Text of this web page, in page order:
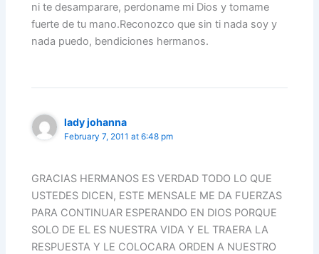
ni te desamparare, perdoname mi Dios y tomame
fuerte de tu mano.Reconozco que sin ti nada soy y
nada puedo, bendiciones hermanos.
lady johanna
February 7, 2011 at 6:48 pm
GRACIAS HERMANOS ES VERDAD TODO LO QUE
USTEDES DICEN, ESTE MENSALE ME DA FUERZAS
PARA CONTINUAR ESPERANDO EN DIOS PORQUE
SOLO DE EL ES NUESTRA VIDA Y EL TRAERA LA
RESPUESTA Y LE COLOCARA ORDEN A NUESTRO